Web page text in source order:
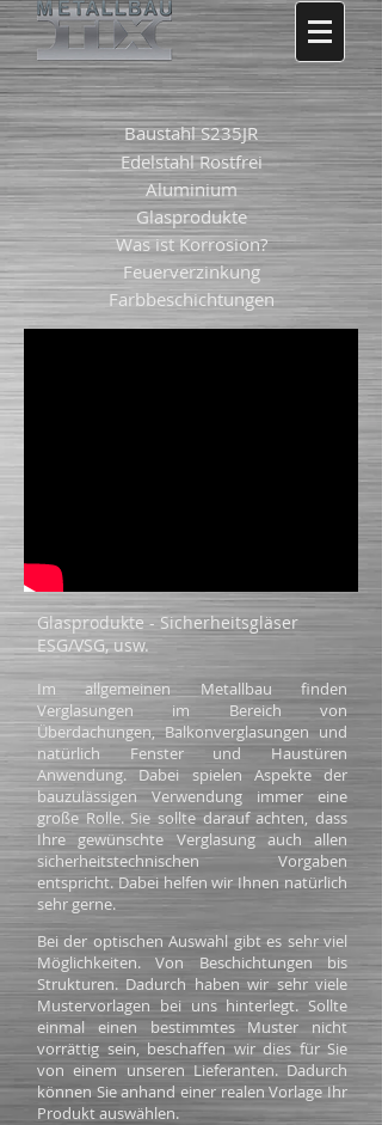
Baustahl S235JR
Edelstahl Rostfrei
Aluminium
Glasprodukte
Was ist Korrosion?
Feuerverzinkung
Farbbeschichtungen
Glasprodukte - Sicherheitsgläser
ESG/VSG, usw.
Im allgemeinen Metallbau finden
Verglasungen im Bereich von
Überdachungen, Balkonverglasungen und
natürlich Fenster und Haustüren
Anwendung. Dabei spielen Aspekte der
bauzulässigen Verwendung immer eine
große Rolle. Sie sollte darauf achten, dass
Ihre gewünschte Verglasung auch allen
sicherheitstechnischen Vorgaben
entspricht. Dabei helfen wir Ihnen natürlich
sehr gerne.
Bei der optischen Auswahl gibt es sehr viel
Möglichkeiten. Von Beschichtungen bis
Strukturen. Dadurch haben wir sehr viele
Mustervorlagen bei uns hinterlegt. Sollte
einmal einen bestimmtes Muster nicht
vorrättig sein, beschaffen wir dies für Sie
von einem unseren Lieferanten. Dadurch
können Sie anhand einer realen Vorlage Ihr
Produkt auswählen.